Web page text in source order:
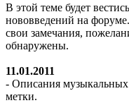
В этой теме будет
нововведений на
свои замечания,
обнаружены.
11.01.2011
- Описания музыкальных
метки.